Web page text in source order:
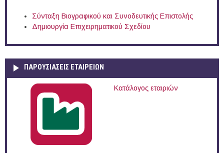
Σύνταξη Βιογραφικού και Συνοδευτικής Επιστολής
Δημιουργία Επιχειρηματικού Σχεδίου
ΠΑΡΟΥΣΙΆΣΕΙΣ ΕΤΑΙΡΕΙΏΝ
Κατάλογος εταιριών